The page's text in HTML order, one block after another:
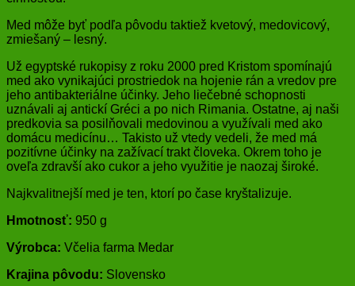
Med môže byť podľa pôvodu taktiež kvetový, medovicový,
zmiešaný – lesný.
Už egyptské rukopisy z roku 2000 pred Kristom spomínajú
med ako vynikajúci prostriedok na hojenie rán a vredov pre
jeho antibakteriálne účinky. Jeho liečebné schopnosti
uznávali aj antickí Gréci a po nich Rimania. Ostatne, aj naši
predkovia sa posilňovali medovinou a využívali med ako
domácu medicínu… Takisto už vtedy vedeli, že med má
pozitívne účinky na zažívací trakt človeka. Okrem toho je
oveľa zdravší ako cukor a jeho využitie je naozaj široké.
Najkvalitnejší med je ten, ktorí po čase kryštalizuje.
Hmotnosť: 950 g
Výrobca: Včelia farma Medar
Krajina pôvodu: Slovensko